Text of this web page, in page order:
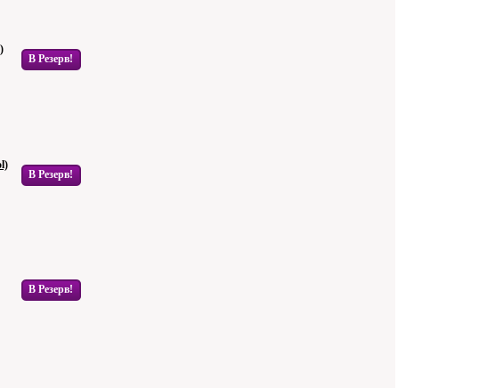
В Резерв!
В Резерв!
В Резерв!